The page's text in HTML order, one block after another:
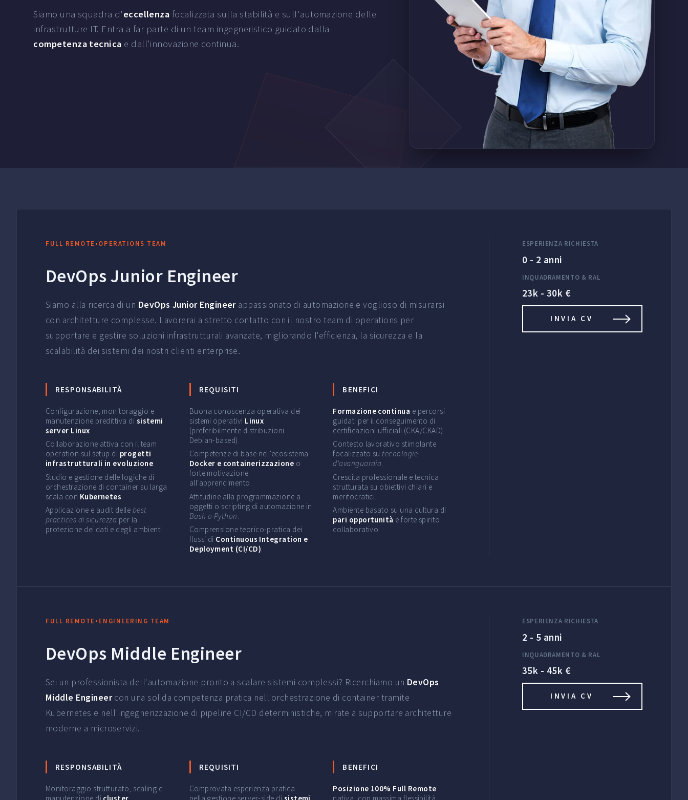
Siamo una squadra d'eccellenza focalizzata sulla stabilità e sull'automazione delle
infrastrutture IT. Entra a far parte di un team ingegneristico guidato dalla
competenza tecnica e dall'innovazione continua.
FULL REMOTE•OPERATIONS TEAM
DevOps Junior Engineer
Siamo alla ricerca di un DevOps Junior Engineerappassionato di automazione e voglioso di misurarsi
con architetture complesse. Lavorerai a stretto contatto con il nostro team di operations per
supportare e gestire soluzioni infrastrutturali avanzate, migliorando l'efficienza, la sicurezza e la
scalabilità dei sistemi dei nostri clienti enterprise.
RESPONSABILITÀ
Configurazione, monitoraggio e
manutenzione predittiva di sistemi
server Linux.
Collaborazione attiva con il team
operation sul setup di progetti
infrastrutturali in evoluzione.
Studio e gestione delle logiche di
orchestrazione di container su larga
scala con Kubernetes
Applicazione e audit delle best
practices di sicurezza per la
protezione dei dati e degli ambienti.
REQUISITI
Buona conoscenza operativa dei
sistemi operativi Linux
(preferibilmente distribuzioni
Debian-based).
Competenze di base nell'ecosistema
Docker e containerizzazione o
forte motivazione
all'apprendimento.
Attitudine alla programmazione a
oggetti o scripting di automazione in
Bash o Python
Comprensione teorico-pratica dei
flussi di Continuous Integration e
Deployment (CI/CD).
BENEFICI
Formazione continua e percorsi
guidati per il conseguimento di
certificazioni ufficiali (CKA/CKAD).
Contesto lavorativo stimolante
focalizzato su tecnologie
d'avanguardia.
Crescita professionale e tecnica
strutturata su obiettivi chiari e
meritocratici.
Ambiente basato su una cultura di
pari opportunità e forte spirito
collaborativo.
ESPERIENZA RICHIESTA
0 - 2 anni
INQUADRAMENTO & RAL
23k - 30k €
INVIA CV
FULL REMOTE •ENGINEERING TEAM
DevOps Middle Engineer
Sei un professionista dell'automazione pronto a scalare sistemi complessi? Ricerchiamo un DevOps
Middle Engineercon una solida competenza pratica nell'orchestrazione di container tramite
Kubernetes e nell'ingegnerizzazione di pipeline CI/CD deterministiche, mirate a supportare architetture
moderne a microservizi.
RESPONSABILITÀ
Monitoraggio strutturato, scaling e
REQUISITI
Comprovata esperienza pratica
BENEFICI
Posizione 100% Full Remote
ESPERIENZA RICHIESTA
2 - 5 anni
INQUADRAMENTO & RAL
35k - 45k €
INVIA CV